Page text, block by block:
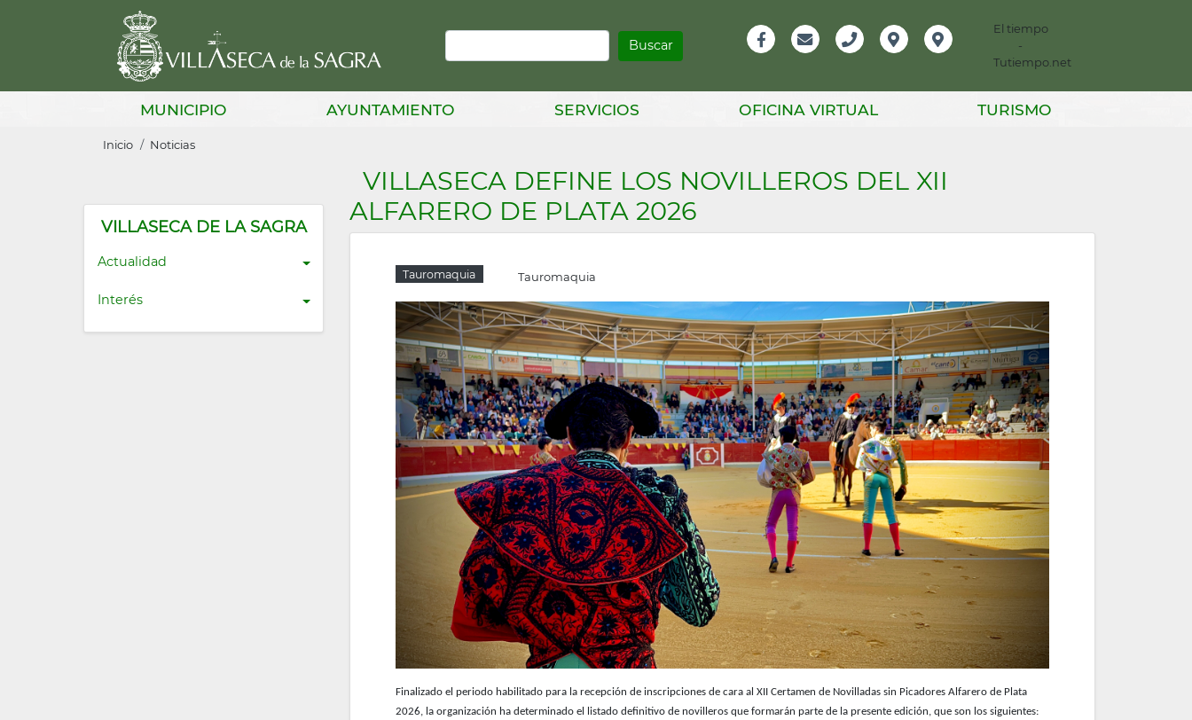
Buscar
Información
El tiempo
-
Tutiempo.net
MUNICIPIO AYUNTAMIENTO SERVICIOS OFICINA VIRTUAL TURISMO
Sobrescribir
de
ayuda
a
la
Inicio Noticias
VILLASECA DE LA SAGRA
Actualidad
Interés
VILLASECA DEFINE LOS NOVILLEROS DEL XII
ALFARERO DE PLATA 2026
Tauromaquia Tauromaquia
Finalizado el periodo habilitado para la recepción de inscripciones de cara al XII Certamen de Novilladas sin Picadores Alfarero de Plata
2026, la organización ha determinado el listado definitivo de novilleros que formarán parte de la presente edición, que son los siguientes: